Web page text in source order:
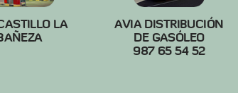
LA
AVIA DISTRIBUCIÓN
DE GASÓLEO
987 65 54 52